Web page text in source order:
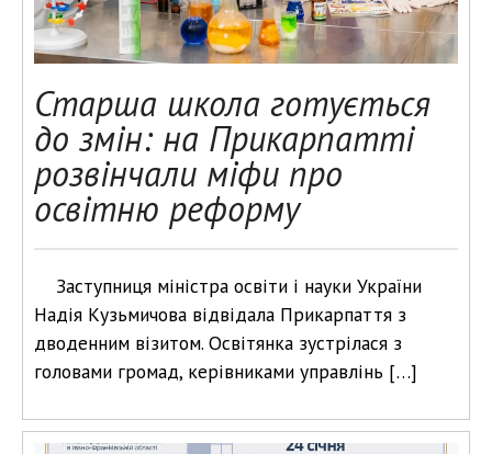
Старша школа готується
до змін: на Прикарпатті
розвінчали міфи про
освітню реформу
Заступниця міністра освіти і науки України
Надія Кузьмичова відвідала Прикарпаття з
дводенним візитом. Освітянка зустрілася з
головами громад, керівниками управлінь […]